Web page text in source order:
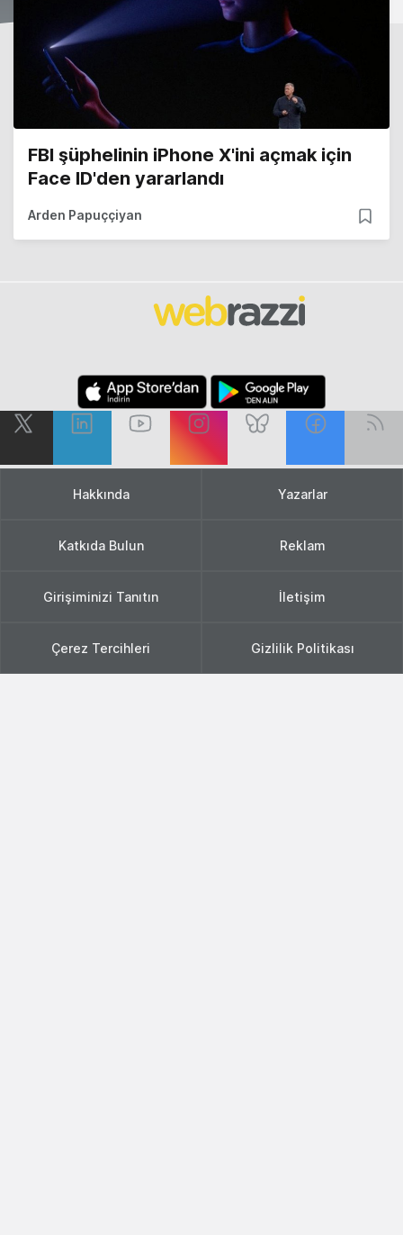
FBI şüphelinin iPhone X'ini açmak için
Face ID'den yararlandı
Arden Papuççiyan
Hakkında Yazarlar
Katkıda Bulun Reklam
Girişiminizi Tanıtın İletişim
Çerez Tercihleri Gizlilik Politikası